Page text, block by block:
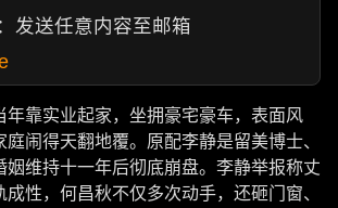
发送任意内容至邮箱
年靠实业起家，坐拥豪宅豪车，表面风
闹得天翻地覆。原配李静是留美博士、
姻维持十一年后彻底崩盘。李静举报称丈
性，何昌秋不仅多次动手，还砸门窗、